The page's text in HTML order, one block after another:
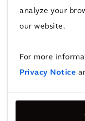
analyze your
our website.
For more
Privacy Notice
Noch
Dies
Ähnliche Einblicke